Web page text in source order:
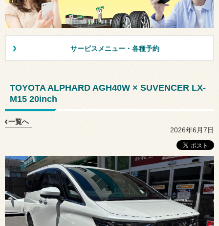
サービスメニュー・各種予約
TOYOTA ALPHARD AGH40W × SUVENCER LX-
M15 20inch
一覧へ
2026年6月7日